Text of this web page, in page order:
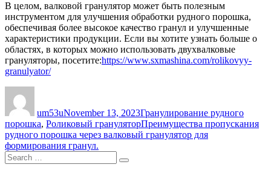
В целом, валковой гранулятор может быть полезным
инструментом для улучшения обработки рудного порошка,
обеспечивая более высокое качество гранул и улучшенные
характеристики продукции. Если вы хотите узнать больше о
областях, в которых можно использовать двухвалковые
грануляторы, посетите:https://www.sxmashina.com/rolikovyy-
granulyator/
um53uNovember 13, 2023Гранулирование рудного
порошка, Роликовый грануляторTags
Преимущества пропускания
рудного порошка через валковый гранулятор для
формирования гранул.
Search
for:
Search